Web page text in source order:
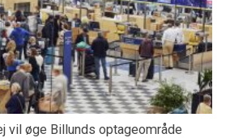
vil øge Billunds optageområde